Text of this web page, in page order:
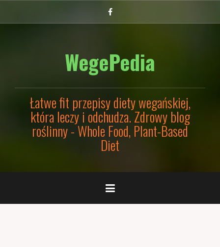
do
WegePedia
Łatwe fit przepisy diety wegańskiej,
która leczy i odchudza. Zdrowy blog
roślinny - Whole Food, Plant-Based
Diet